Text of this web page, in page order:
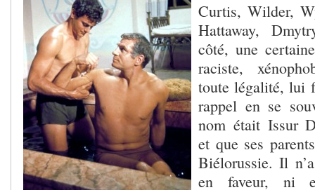
Curtis, Wilder,
Hattaway,
côté, une
raciste,
toute légalité, lui
rappel en se
nom était Issur
et que ses
Biélorussie. Il
en faveur, ni